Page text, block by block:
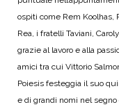
ospiti come Rem Koolhas,
Rea, i fratelli Taviani,
grazie al lavoro e alla
amici tra cui Vittorio
Poiesis festeggia il suo
e di grandi nomi nel segno